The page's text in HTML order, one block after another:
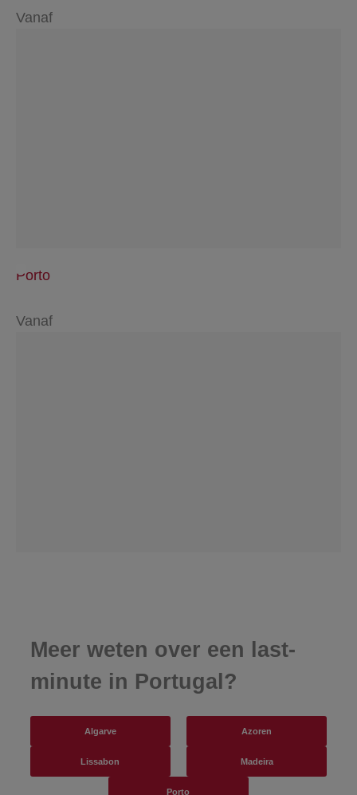
Vanaf
Porto
Vanaf
Meer weten over een last-
minute in Portugal?
Algarve Azoren
Lissabon Madeira
Porto